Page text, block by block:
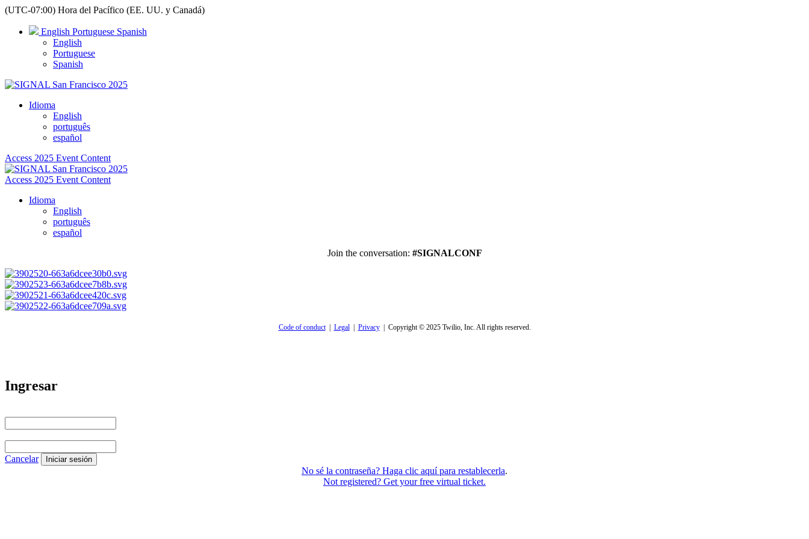
(UTC-07:00) Hora del Pacífico (EE. UU. y Canadá)
English Portuguese Spanish
English
Portuguese
Spanish
Idioma
English
português
español
Access 2025 Event Content
Access 2025 Event Content
Idioma
English
português
español
Join the conversation: #SIGNALCONF
Code of conduct| Legal| Privacy| Copyright © 2025 Twilio, Inc. All rights reserved.
Ingresar
Cancelar Iniciar sesión
No sé la contraseña? Haga clic aquí para restablecerla.
Not registered? Get your free virtual ticket.